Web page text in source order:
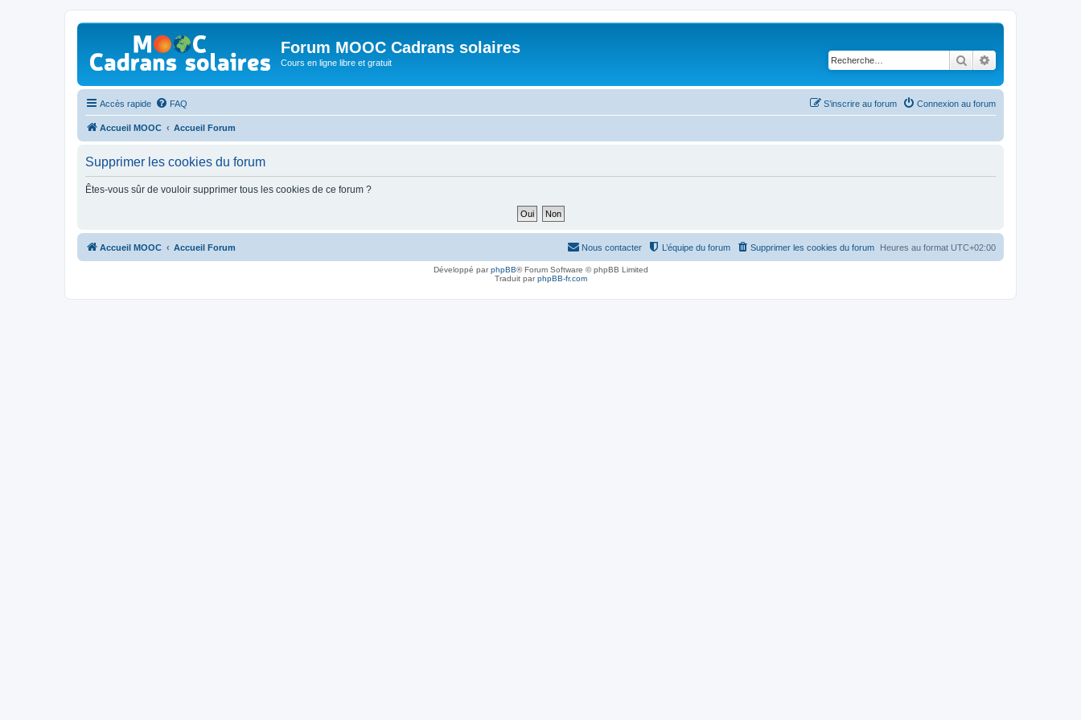
Forum MOOC Cadrans solaires
Cours en ligne libre et gratuit Rechercher
Accès rapide FAQ Connexion au forum
S’inscrire au forum
Accueil MOOC Accueil Forum
Supprimer les cookies du forum
Êtes-vous sûr de vouloir supprimer tous les cookies de ce forum ?
Accueil MOOC Accueil Forum Heures au format UTC+02:00
Supprimer les cookies du forum
L’équipe du forum
Nous contacter
Développé parphpBB® Forum Software © phpBB Limited
Traduit parphpBB-fr.com